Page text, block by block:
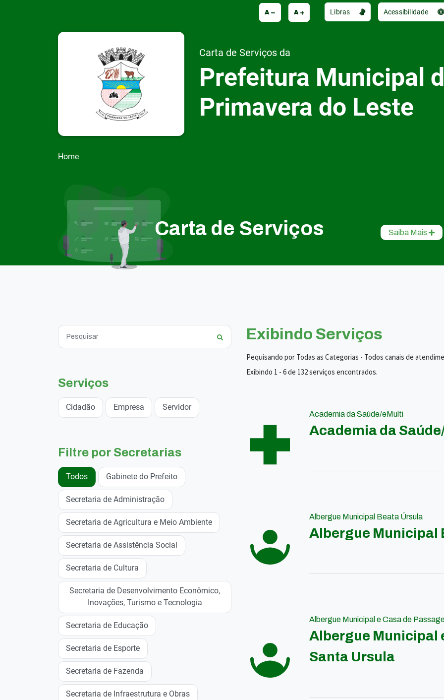
A A Libras Acessibilidade
Carta de Serviços da
Prefeitura Municipal
Primavera do Leste
Home
Carta de Serviços Saiba Mais
Serviços
Cidadão Empresa Servidor
Filtre por Secretarias
Todos Gabinete do Prefeito
Secretaria de Administração
Secretaria de Agricultura e Meio Ambiente
Secretaria de Assistência Social
Secretaria de Cultura
Secretaria de Desenvolvimento Econômico,
Inovações, Turismo e Tecnologia
Secretaria de Educação
Secretaria de Esporte
Secretaria de Fazenda
Secretaria de Infraestrutura e Obras
Exibindo Serviços
Pequisando por Todas as Categorias - Todos canais de
Exibindo 1 - 6 de 132 serviços encontrados.
Academia da Saúde/eMulti
Academia da
Albergue Municipal Beata Úrsula
Albergue Municipal
Albergue Municipal e Casa de
Albergue Municipal
Santa Ursula